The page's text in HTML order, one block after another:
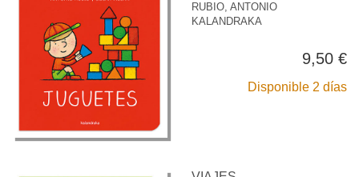
RUBIO, ANTONIO
KALANDRAKA
9,50 €
Disponible 2 días